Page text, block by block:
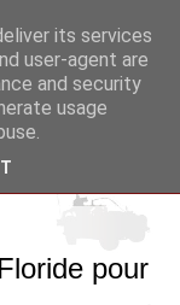
pour
its services
user-agent are
and security
usage